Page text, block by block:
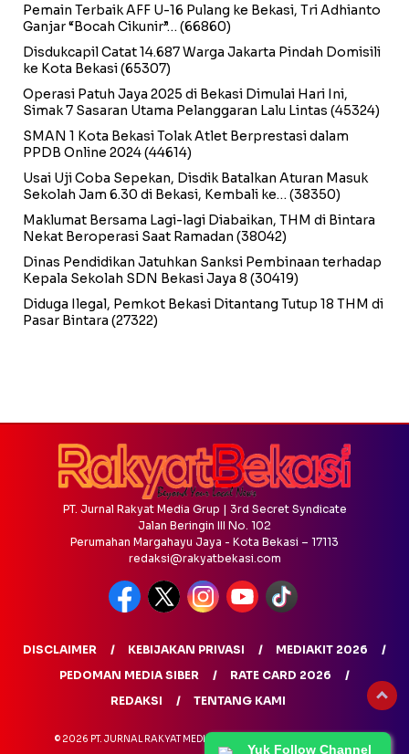
Pemain Terbaik AFF U-16 Pulang ke Bekasi, Tri Adhianto
Ganjar “Bocah Cikunir”… (66860)
Disdukcapil Catat 14.687 Warga Jakarta Pindah Domisili
ke Kota Bekasi(65307)
Operasi Patuh Jaya 2025 di Bekasi Dimulai Hari Ini,
Simak 7 Sasaran Utama Pelanggaran Lalu Lintas (45324)
SMAN 1 Kota Bekasi Tolak Atlet Berprestasi dalam
PPDB Online 2024(44614)
Usai Uji Coba Sepekan, Disdik Batalkan Aturan Masuk
Sekolah Jam 6.30 di Bekasi, Kembali ke… (38350)
Maklumat Bersama Lagi-lagi Diabaikan, THM di Bintara
Nekat Beroperasi Saat Ramadan (38042)
Dinas Pendidikan Jatuhkan Sanksi Pembinaan terhadap
Kepala Sekolah SDN Bekasi Jaya 8 (30419)
Diduga Ilegal, Pemkot Bekasi Ditantang Tutup 18 THM di
Pasar Bintara (27322)
Yuk Follow Channel
PT. Jurnal Rakyat Media Grup | 3rd Secret Syndicate
Jalan Beringin III No. 102
Perumahan Margahayu Jaya - Kota Bekasi – 17113
redaksi@rakyatbekasi.com
DISCLAIMER KEBIJAKAN PRIVASI
MEDIAKIT 2026
PEDOMAN MEDIA SIBER
RATE CARD 2026
REDAKSI
TENTANG KAMI
© 2026 PT. JURNAL RAKYAT MEDIA GRUP - ALL RIGHTS RESERVED